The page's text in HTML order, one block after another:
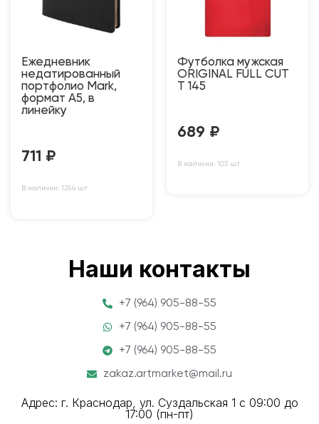
Ежедневник
недатированный
портфолио Mark,
формат А5, в
линейку
711 ₽
В наличии: 1254 шт
Футболка мужская
ORIGINAL FULL CUT
T 145
689 ₽
В наличии: 103 шт
Наши контакты
+7 (964) 905-88-55
+7 (964) 905-88-55
+7 (964) 905-88-55
zakaz.artmarket@mail.ru
Адрес: г. Краснодар, ул. Суздальская 1 с 09:00 до
17:00 (пн-пт)